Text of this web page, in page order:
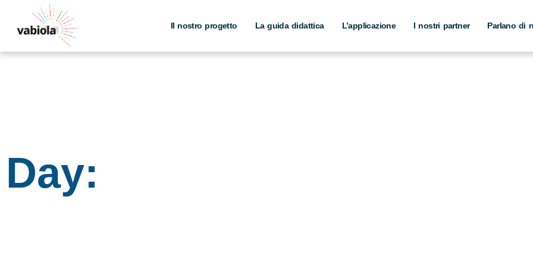
Il nostro progetto La guida didattica L’applicazione I nostri partner Parlano di
Day: